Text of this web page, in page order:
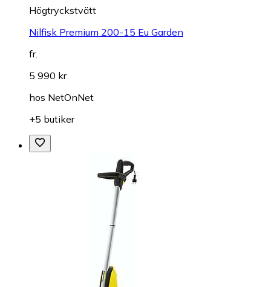
Högtryckstvätt
Nilfisk Premium 200-15 Eu Garden
fr.
5 990 kr
hos NetOnNet
+5 butiker